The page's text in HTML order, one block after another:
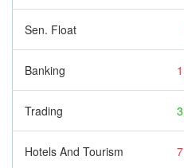
Sen. Float
Banking
Trading
Hotels And Tourism